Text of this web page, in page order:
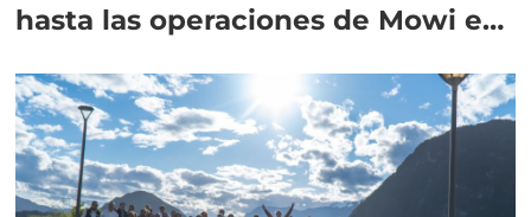
hasta las operaciones de Mowi en